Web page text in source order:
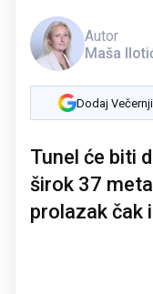
Autor
Maša
Dodaj
Tunel će biti
širok 37
prolazak čak